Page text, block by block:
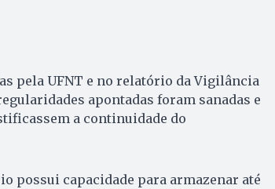
pela UFNT e no relatório da Vigilância
apontadas foram sanadas e
a continuidade do
possui capacidade para armazenar até